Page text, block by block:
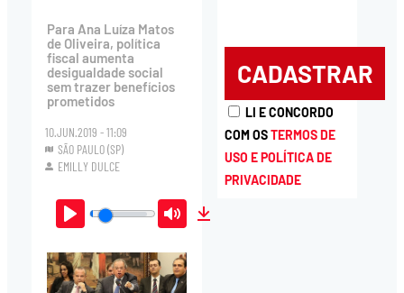
Para Ana Luíza Matos
de Oliveira, política
fiscal aumenta
desigualdade social
sem trazer benefícios
prometidos
10.JUN.2019 - 11:09
SÃO PAULO (SP)
EMILLY DULCE
Play Mute
LI E CONCORDO
COM OSTERMOS DE
USO E POLÍTICA DE
PRIVACIDADE